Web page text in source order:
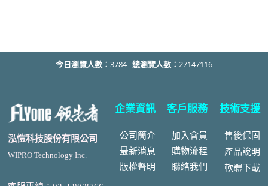
今日瀏覽人數： 3784 總瀏覽人數： 27147116
泓愷科技股份有限公司
WIPRO Technology Inc.
企業資訊
公司簡介
最新消息
版權聲明
客戶服務
加入會員
購物流程
聯絡我們
技術支援
售後保固
產品說明
軟體下載